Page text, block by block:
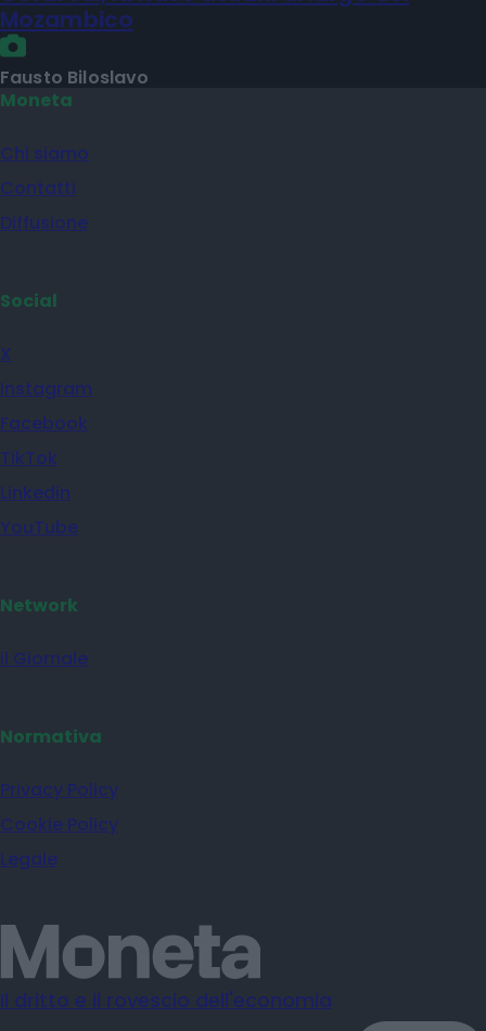
Mozambico
Fausto Biloslavo
Moneta
Chi siamo
Contatti
Diffusione
Social
X
Instagram
Facebook
TikTok
Linkedin
YouTube
Network
il Giornale
Normativa
Privacy Policy
Cookie Policy
Legale
Il dritto e il rovescio dell'economia